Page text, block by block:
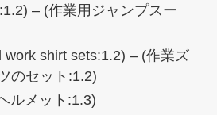
– (作業用ジャンプスー
work shirt sets:1.2) – (作業ズ
のセット:1.2)
ルメット:1.3)